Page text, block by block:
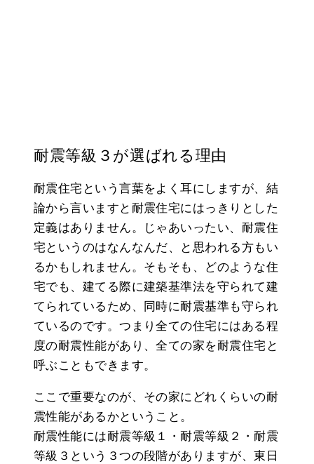
耐震等級３が選ばれる理由
耐震住宅という言葉をよく耳にしますが、結
論から言いますと耐震住宅にはっきりとした
定義はありません。じゃあいったい、耐震住
宅というのはなんなんだ、と思われる方もい
るかもしれません。そもそも、どのような住
宅でも、建てる際に建築基準法を守られて建
てられているため、同時に耐震基準も守られ
ているのです。つまり全ての住宅にはある程
度の耐震性能があり、全ての家を耐震住宅と
呼ぶこともできます。
ここで重要なのが、その家にどれくらいの耐
震性能があるかということ。
耐震性能には耐震等級１・耐震等級２・耐震
等級３という３つの段階がありますが、東日